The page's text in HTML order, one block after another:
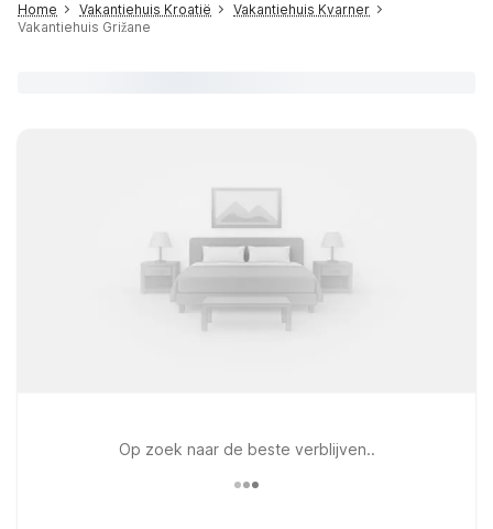
Home Vakantiehuis Kroatië
Vakantiehuis Kvarner
Vakantiehuis Grižane
Op zoek naar de beste verblijven..